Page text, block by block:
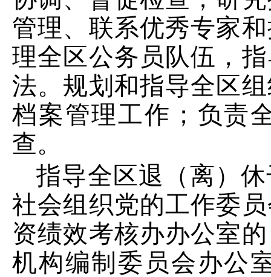
管理、联系优秀专家
理全区公务员队伍，
法。规划和指导全区
档案管理工作；负责
查。
指导全区退（离）
社会组织党的工作委
资绩效考核办办公室
机构编制委员会办公